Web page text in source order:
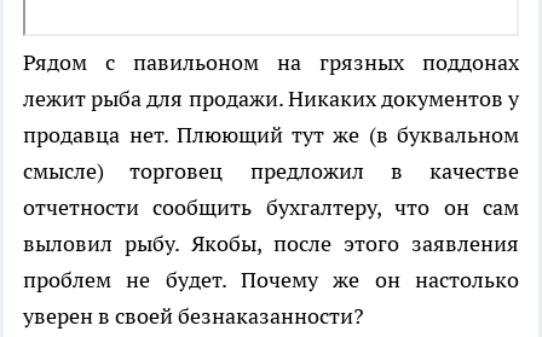
Рядом с павильоном на грязных поддонах
лежит рыба для продажи. Никаких документов у
продавца нет. Плюющий тут же (в буквальном
смысле) торговец предложил в качестве
отчетности сообщить бухгалтеру, что он сам
выловил рыбу. Якобы, после этого заявления
проблем не будет. Почему же он настолько
уверен в своей безнаказанности?